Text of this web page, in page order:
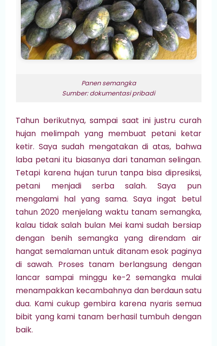
Panen semangka
Sumber: dokumentasi pribadi
Tahun berikutnya, sampai saat ini justru curah
hujan melimpah yang membuat petani ketar
ketir. Saya sudah mengatakan di atas, bahwa
laba petani itu biasanya dari tanaman selingan.
Tetapi karena hujan turun tanpa bisa dipresiksi,
petani menjadi serba salah. Saya pun
mengalami hal yang sama. Saya ingat betul
tahun 2020 menjelang waktu tanam semangka,
kalau tidak salah bulan Mei kami sudah bersiap
dengan benih semangka yang direndam air
hangat semalaman untuk ditanam esok paginya
di sawah. Proses tanam berlangsung dengan
lancar sampai minggu ke-2 semangka mulai
menampakkan kecambahnya dan berdaun satu
dua. Kami cukup gembira karena nyaris semua
bibit yang kami tanam berhasil tumbuh dengan
baik.